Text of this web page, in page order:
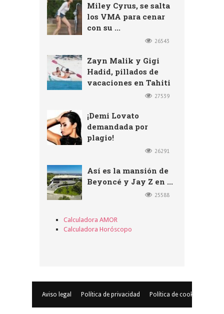
Miley Cyrus, se salta
los VMA para cenar
con su ...
26543
Zayn Malik y Gigi
Hadid, pillados de
vacaciones en Tahiti
27539
¡Demi Lovato
demandada por
plagio!
26291
Así es la mansión de
Beyoncé y Jay Z en ...
25588
Calculadora AMOR
Calculadora Horóscopo
Aviso legal Política de privacidad Política de cookies